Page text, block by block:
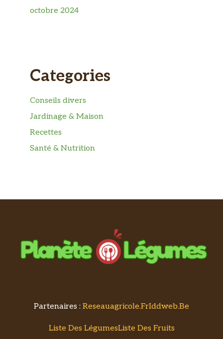
octobre 2024
Categories
Conseils divers
Jardinage & Maison
Recettes
Santé & Nutrition
Partenaires : Reseauagricole.frIddweb.be
Liste Des LégumesListe Des Fruits